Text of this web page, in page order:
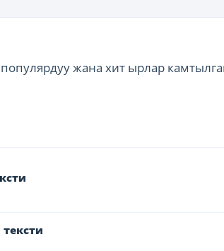
жана хит ырлар